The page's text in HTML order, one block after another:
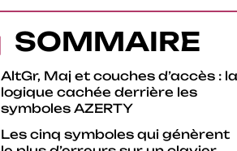
SOMMAIRE
AltGr, Maj et couches d’accès : la
logique cachée derrière les
symboles AZERTY
Les cinq symboles qui génèrent